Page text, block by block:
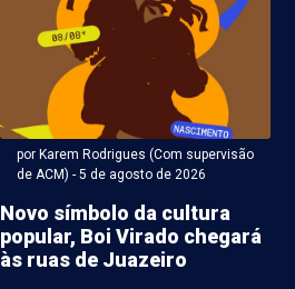
por Karem Rodrigues (Com supervisão
de ACM) - 5 de agosto de 2026
Novo símbolo da cultura
popular, Boi Virado chegará
às ruas de Juazeiro